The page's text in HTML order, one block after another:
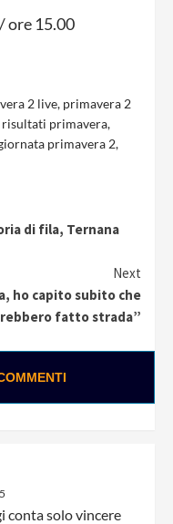
ore 15.00
2 live, primavera 2
risultati primavera,
primavera 2,
di fila, Ternana
Next
ho capito subito che
fatto strada”
conta solo vincere